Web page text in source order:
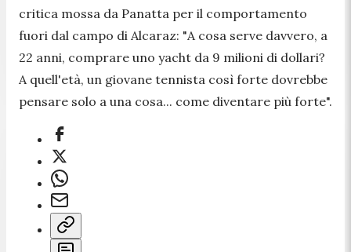
critica mossa da Panatta per il comportamento
fuori dal campo di Alcaraz: "A cosa serve davvero, a
22 anni, comprare uno yacht da 9 milioni di dollari?
A quell'età, un giovane tennista così forte dovrebbe
pensare solo a una cosa... come diventare più forte".